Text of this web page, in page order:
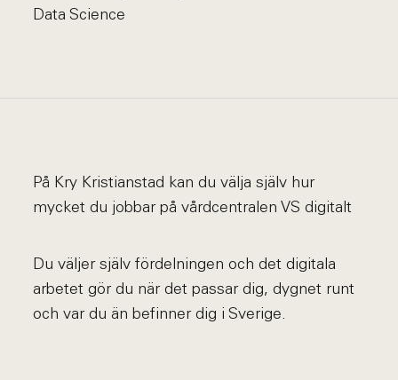
Data Science
På Kry Kristianstad kan du välja själv hur
mycket du jobbar på vårdcentralen VS digitalt
Du väljer själv fördelningen och det digitala
arbetet gör du när det passar dig, dygnet runt
och var du än befinner dig i Sverige.